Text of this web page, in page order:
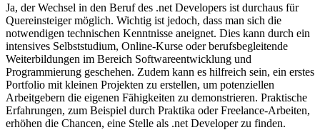
Ja, der Wechsel in den Beruf des .net Developers ist durchaus für
Quereinsteiger möglich. Wichtig ist jedoch, dass man sich die
notwendigen technischen Kenntnisse aneignet. Dies kann durch ein
intensives Selbststudium, Online-Kurse oder berufsbegleitende
Weiterbildungen im Bereich Softwareentwicklung und
Programmierung geschehen. Zudem kann es hilfreich sein, ein erstes
Portfolio mit kleinen Projekten zu erstellen, um potenziellen
Arbeitgebern die eigenen Fähigkeiten zu demonstrieren. Praktische
Erfahrungen, zum Beispiel durch Praktika oder Freelance-Arbeiten,
erhöhen die Chancen, eine Stelle als .net Developer zu finden.